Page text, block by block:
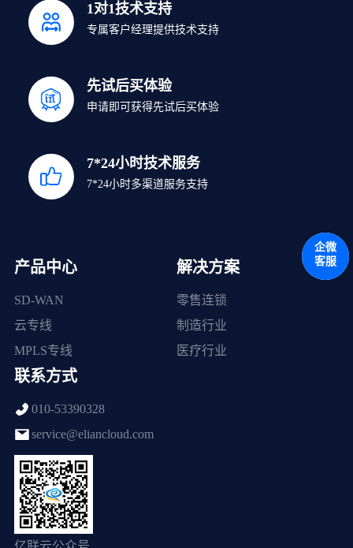
1对1技术支持
专属客户经理提供技术支持
先试后买体验
申请即可获得先试后买体验
7*24小时技术服务
7*24小时多渠道服务支持
产品中心
SD-WAN
云专线
MPLS专线
解决方案
零售连锁
制造行业
医疗行业
联系方式
010-53390328
service@eliancloud.com
企微
客服